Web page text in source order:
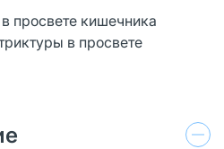
просвете кишечника
в просвете